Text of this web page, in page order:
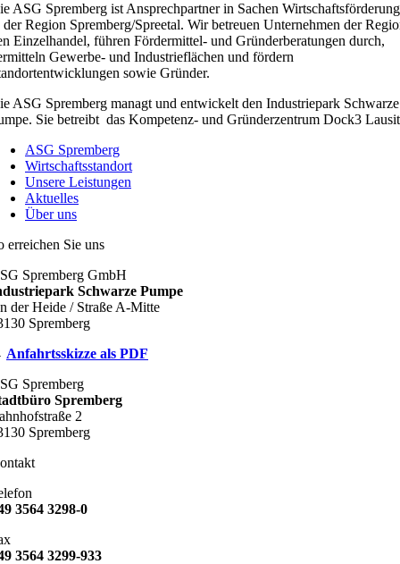
ASG Spremberg ist Ansprechpartner in Sachen Wirtschaftsförderung
der Region Spremberg/Spreetal. Wir betreuen Unternehmen der
Einzelhandel, führen Fördermittel- und Gründerberatungen durch,
Gewerbe- und Industrieflächen und fördern
sowie Gründer.
ASG Spremberg managt und entwickelt den Industriepark Schwarze
Sie betreibt das Kompetenz- und Gründerzentrum Dock3
ASG Spremberg
Wirtschaftsstandort
Unsere Leistungen
Aktuelles
Über uns
erreichen Sie uns
Spremberg GmbH
Schwarze Pumpe
der Heide / Straße A-Mitte
Spremberg
Anfahrtsskizze als PDF
Spremberg
Spremberg
2
Spremberg
3564 3298-0
3564 3299-933